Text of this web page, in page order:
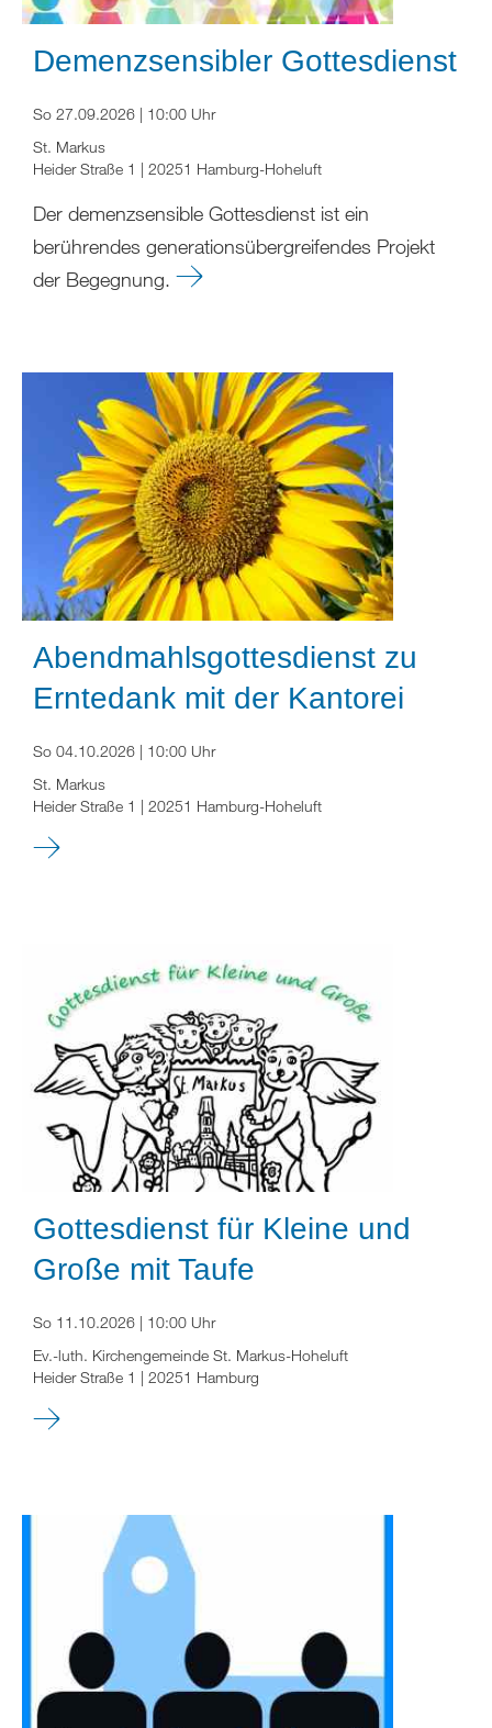
Demenzsensibler Gottesdienst
So 27.09.2026 | 10:00 Uhr
St. Markus
Heider Straße 1 | 20251 Hamburg-Hoheluft
Der demenzsensible Gottesdienst ist ein
berührendes generationsübergreifendes Projekt
der Begegnung.
Abendmahlsgottesdienst zu
Erntedank mit der Kantorei
So 04.10.2026 | 10:00 Uhr
St. Markus
Heider Straße 1 | 20251 Hamburg-Hoheluft
Gottesdienst für Kleine und
Große mit Taufe
So 11.10.2026 | 10:00 Uhr
Ev.-luth. Kirchengemeinde St. Markus-Hoheluft
Heider Straße 1 | 20251 Hamburg